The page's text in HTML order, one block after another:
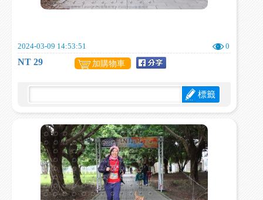
2024-03-09 14:53:51 0
NT 29 加購物車
標籤